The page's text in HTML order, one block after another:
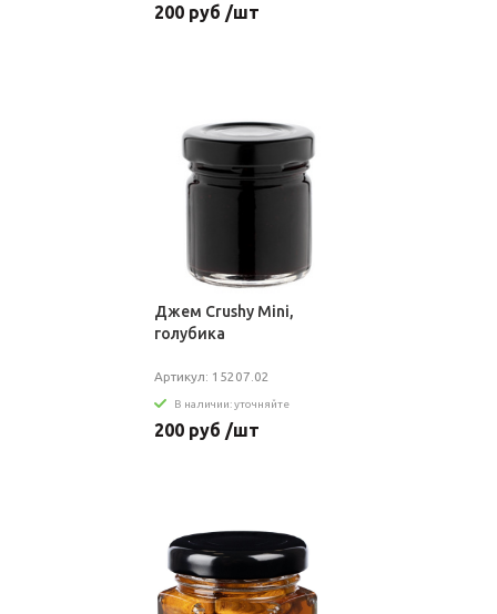
200 руб /шт
Джем Crushy Mini,
голубика
Артикул: 15207.02
В наличии: уточняйте
200 руб /шт